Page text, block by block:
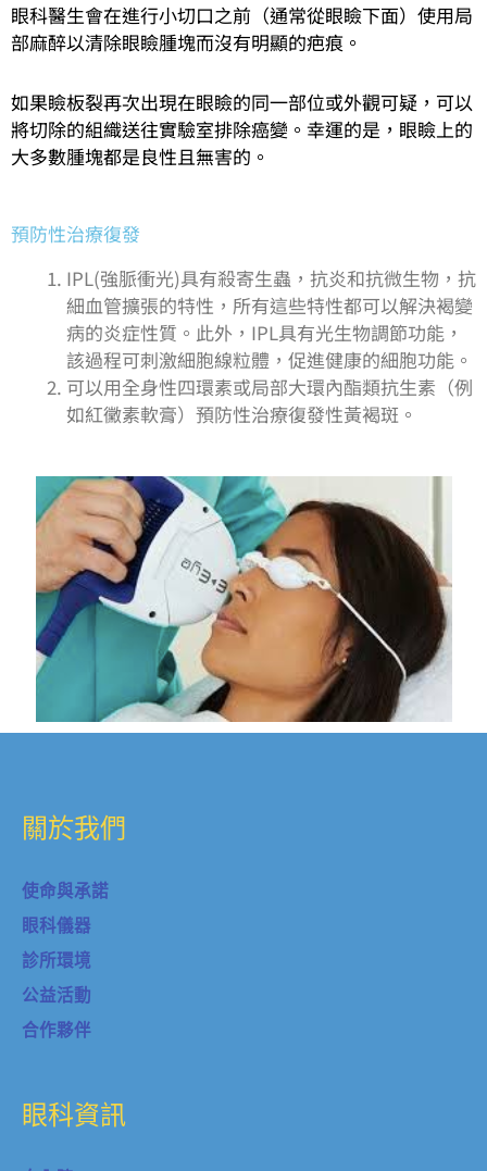
眼科醫生會在進行小切口之前（通常從眼瞼下面）使用局
部麻醉以清除眼瞼腫塊而沒有明顯的疤痕。
如果瞼板裂再次出現在眼瞼的同一部位或外觀可疑，可以
將切除的組織送往實驗室排除癌變。幸運的是，眼瞼上的
大多數腫塊都是良性且無害的。
預防性治療復發
IPL(強脈衝光)具有殺寄生蟲，抗炎和抗微生物，抗
細血管擴張的特性，所有這些特性都可以解決褐變
病的炎症性質。此外，IPL具有光生物調節功能，
該過程可刺激細胞線粒體，促進健康的細胞功能。
可以用全身性四環素或局部大環內酯類抗生素（例
如紅黴素軟膏）預防性治療復發性黃褐斑。
關於我們
使命與承諾
眼科儀器
診所環境
公益活動
合作夥伴
眼科資訊